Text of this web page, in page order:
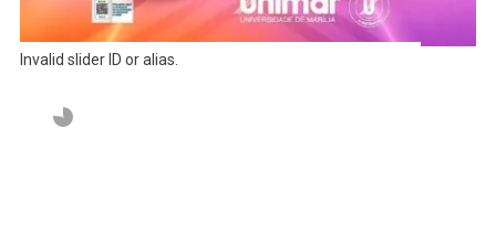
Invalid slider ID or alias.